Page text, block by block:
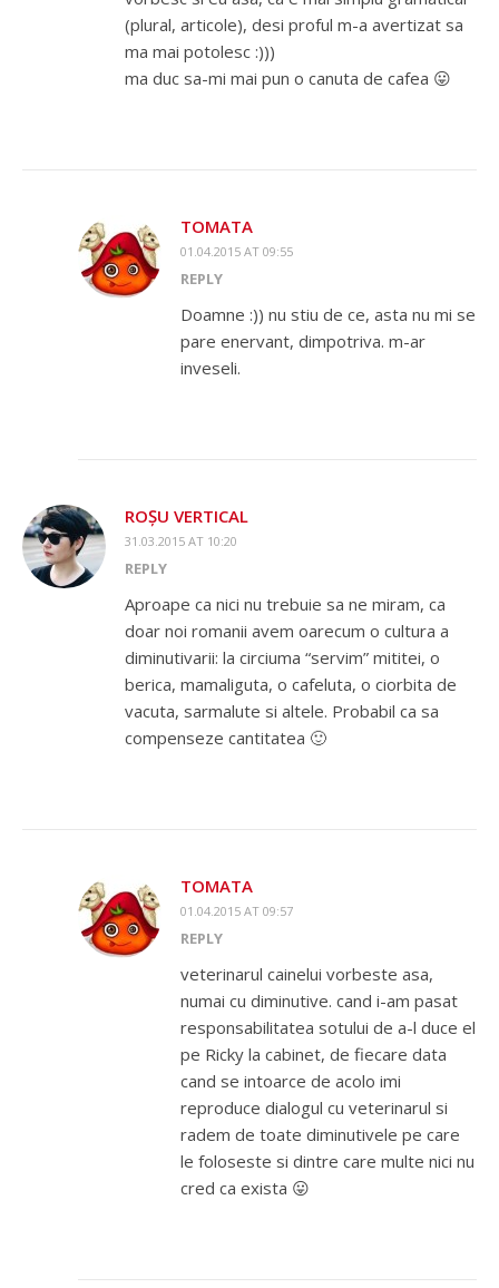
(plural, articole), desi proful m-a avertizat sa
ma mai potolesc :)))
ma duc sa-mi mai pun o canuta de cafea 😛
TOMATA
01.04.2015 AT 09:55
REPLY
Doamne :)) nu stiu de ce, asta nu mi se
pare enervant, dimpotriva. m-ar
inveseli.
ROȘU VERTICAL
31.03.2015 AT 10:20
REPLY
Aproape ca nici nu trebuie sa ne miram, ca
doar noi romanii avem oarecum o cultura a
diminutivarii: la circiuma “servim” mititei, o
berica, mamaliguta, o cafeluta, o ciorbita de
vacuta, sarmalute si altele. Probabil ca sa
compenseze cantitatea 🙂
TOMATA
01.04.2015 AT 09:57
REPLY
veterinarul cainelui vorbeste asa,
numai cu diminutive. cand i-am pasat
responsabilitatea sotului de a-l duce el
pe Ricky la cabinet, de fiecare data
cand se intoarce de acolo imi
reproduce dialogul cu veterinarul si
radem de toate diminutivele pe care
le foloseste si dintre care multe nici nu
cred ca exista 😛